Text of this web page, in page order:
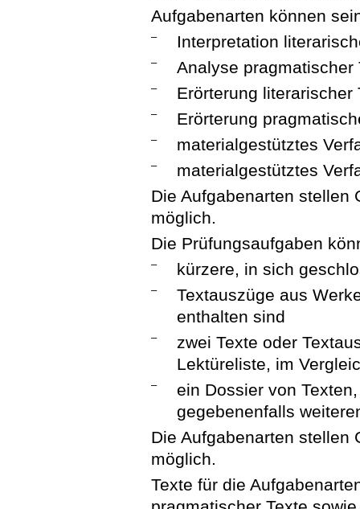
Aufgabenarten können
– Interpretation
– Analyse pragmatischer
– Erörterung literarischer
– Erörterung
– materialgestütztes
–
materialgestütztes
Die Aufgabenarten stellen
möglich.
Die Prüfungsaufgaben
– kürzere, in sich
–
Textauszüge aus
enthalten sind
–
zwei Texte oder
Lektüreliste, im
–
ein Dossier von
gegebenenfalls
Die Aufgabenarten stellen
möglich.
Texte für die